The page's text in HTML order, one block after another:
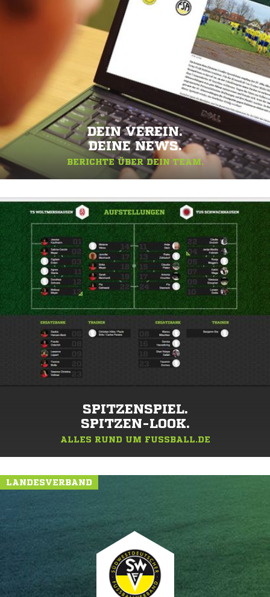
DEIN VEREIN.
DEINE NEWS.
BERICHTE ÜBER DEIN TEAM.
SPITZENSPIEL.
SPITZEN-LOOK.
ALLES RUND UM FUSSBALL.DE
LANDESVERBAND